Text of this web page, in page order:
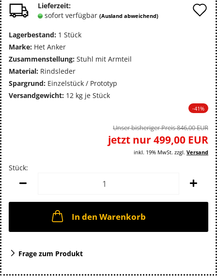
Lieferzeit:
sofort verfügbar (Ausland abweichend)
Lagerbestand: 1 Stück
Marke: Het Anker
Zusammenstellung: Stuhl mit Armteil
Material: Rindsleder
Spargrund: Einzelstück / Prototyp
Versandgewicht: 12 kg je Stück
-41%
Unser bisheriger Preis 846,00 EUR
jetzt nur 499,00 EUR
inkl. 19% MwSt. zzgl. Versand
Stück:
In den Warenkorb
Frage zum Produkt